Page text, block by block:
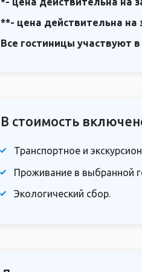
**- цена действительна на
Все гостиницы участвуют
В стоимость
Транспортное и
Проживание в выбранной
Экологический сбор.